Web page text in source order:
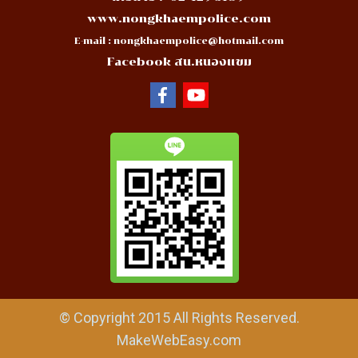
www.nongkhaempolice.com
E-mail : nongkhaempolice@hotmail.com
Facebook สน.หนองแขม
© Copyright 2015 All Rights Reserved.
MakeWebEasy.com